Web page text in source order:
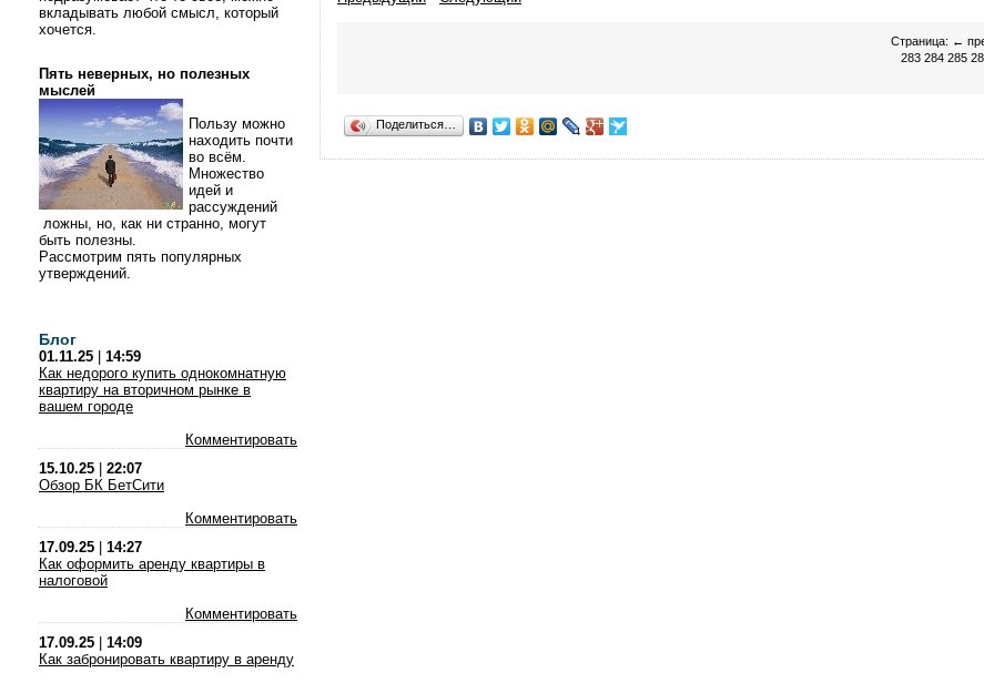
вкладывать любой смысл, который
хочется.
Пять неверных, но полезных
мыслей
Пользу можно
находить почти
во всём.
Множество
идей и
рассуждений
ложны, но, как ни странно, могут
быть полезны.
Рассмотрим пять популярных
утверждений.
Блог
01.11.25
14:59
Как недорого купить однокомнатную
квартиру на вторичном рынке в
вашем городе
Комментировать
15.10.25
22:07
Обзор БК БетСити
Комментировать
17.09.25
14:27
Как оформить аренду квартиры в
налоговой
Комментировать
17.09.25
14:09
Как забронировать квартиру в аренду
Страница: ←
283 284 285
Поделиться…